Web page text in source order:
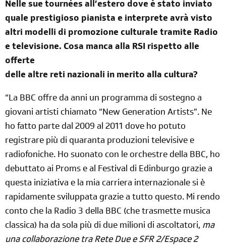
Nelle sue tournées all’estero dove è stato inviato
quale prestigioso pianista e interprete avrà visto
altri modelli di promozione culturale tramite Radio
e televisione. Cosa manca alla RSI rispetto alle
offerte
delle altre reti nazionali in merito alla cultura?
“La BBC offre da anni un programma di sostegno a
giovani artisti chiamato “New Generation Artists”. Ne
ho fatto parte dal 2009 al 2011 dove ho potuto
registrare più di quaranta produzioni televisive e
radiofoniche. Ho suonato con le orchestre della BBC, ho
debuttato ai Proms e al Festival di Edinburgo grazie a
questa iniziativa e la mia carriera internazionale si è
rapidamente sviluppata grazie a tutto questo. Mi rendo
conto che la Radio 3 della BBC (che trasmette musica
classica) ha da sola più di due milioni di ascoltatori, ma
una collaborazione tra Rete Due e SFR 2/Espace 2